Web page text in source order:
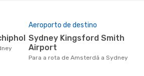
Aeroporto de destino
Sydney Kingsford Smith
Airport
Para a rota de Amsterdã a Sydney